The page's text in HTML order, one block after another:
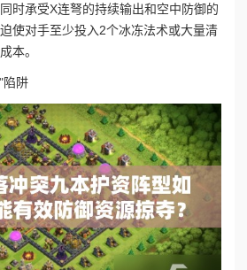
时承受X连弩的持续输出和空中防御的
使对手至少投入2个冰冻法术或大量清
本。
陷阱